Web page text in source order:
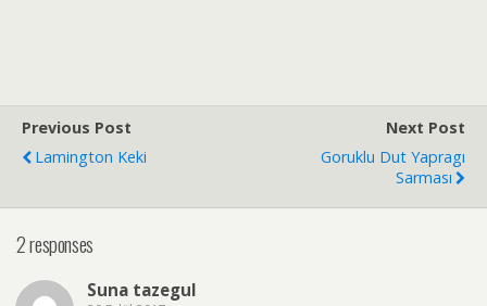
Previous Post
Lamington Keki
Next Post
Goruklu Dut Yapragı
Sarması
2 responses
Suna tazegul